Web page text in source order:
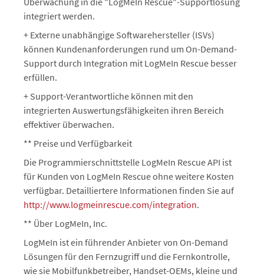
integriert werden.
+ Externe unabhängige Softwarehersteller (ISVs)
können Kundenanforderungen rund um On-Demand-
Support durch Integration mit LogMeIn Rescue besser
erfüllen.
+ Support-Verantwortliche können mit den
integrierten Auswertungsfähigkeiten ihren Bereich
effektiver überwachen.
** Preise und Verfügbarkeit
Die Programmierschnittstelle LogMeIn Rescue API ist
für Kunden von LogMeIn Rescue ohne weitere Kosten
verfügbar. Detailliertere Informationen finden Sie auf
http://www.logmeinrescue.com/integration.
** Über LogMeIn, Inc.
LogMeIn ist ein führender Anbieter von On-Demand
Lösungen für den Fernzugriff und die Fernkontrolle,
wie sie Mobilfunkbetreiber, Handset-OEMs, kleine und